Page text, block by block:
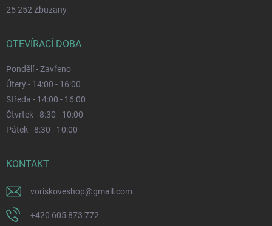
25 252 Zbuzany
OTEVÍRACÍ DOBA
Pondělí - Zavřeno
Úterý - 14:00 - 16:00
Středa - 14:00 - 16:00
Čtvrtek - 8:30 - 10:00
Pátek - 8:30 - 10:00
KONTAKT
voriskoveshop@gmail.com
+420 605 873 772